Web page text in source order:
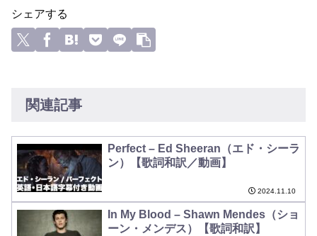
シェアする
関連記事
Perfect – Ed Sheeran（エド・シーラ
ン）【歌詞和訳／動画】
2024.11.10
In My Blood – Shawn Mendes（ショ
ーン・メンデス）【歌詞和訳】